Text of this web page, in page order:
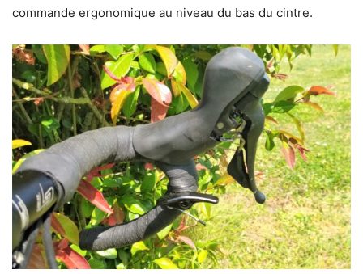
commande ergonomique au niveau du bas du cintre.